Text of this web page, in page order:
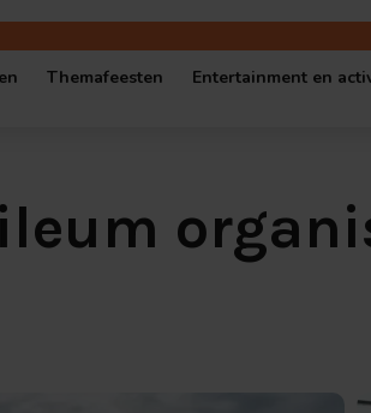
op locatie
Themafeesten
Halloween Party
Entertainment en
Muziekbingo’s